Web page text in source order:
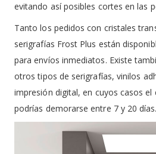
evitando así posibles cortes en las
Tanto los pedidos con cristales
serigrafías Frost Plus están
para envíos inmediatos. Existe
otros tipos de serigrafías, vinilos
impresión digital, en cuyos casos el
podrías demorarse entre 7 y 20 días.